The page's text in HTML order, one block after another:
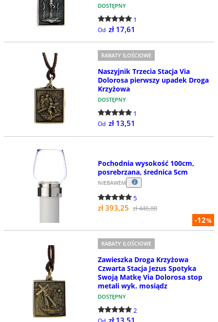
DOSTĘPNY
1
Od zł 17,61
RABATY ILOŚCIOWE
Naszyjnik Trzecia Stacja Via
Dolorosa pierwszy upadek Droga
Krzyżowa
DOSTĘPNY
1
Od zł 13,51
-12%
Pochodnia wysokość 100cm,
posrebrzana, średnica 5cm
NIEBAWEM
5
zł 393,25 zł 446,88
RABATY ILOŚCIOWE
Zawieszka Droga Krzyżowa
Czwarta Stacja Jezus Spotyka
Swoją Matkę Via Dolorosa stop
metali wyk. mosiądz
DOSTĘPNY
2
zł 13,51